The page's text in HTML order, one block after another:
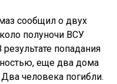
сообщил о двух
полуночи ВСУ
попадания
еще два дома
человека погибли.